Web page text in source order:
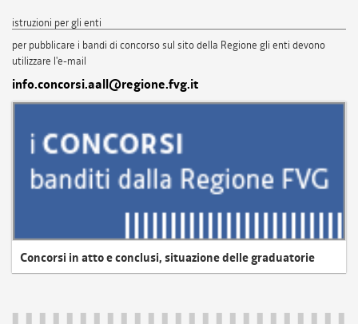
istruzioni per gli enti
per pubblicare i bandi di concorso sul sito della Regione gli enti devono
utilizzare l'e-mail
info.concorsi.aall@regione.fvg.it
Concorsi in atto e conclusi, situazione delle graduatorie